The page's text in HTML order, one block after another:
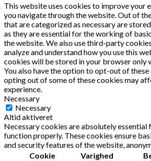
This website uses cookies to improve your
you navigate through the website. Out of
that are categorized as necessary are
as they are essential for the working of
the website. We also use third-party
analyze and understand how you use this
cookies will be stored in your browser only
You also have the option to opt-out of
opting out of some of these cookies may
experience.
Necessary
Necessary
Altid aktiveret
Necessary cookies are absolutely
function properly. These cookies ensure
and security features of the website,
Cookie
Varighed